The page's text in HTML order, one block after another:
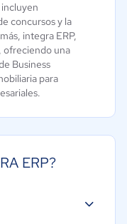
concursos y la
integra ERP,
ofreciendo una
Business
para
ERP?